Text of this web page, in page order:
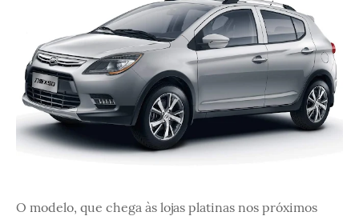
O modelo, que chega às lojas platinas nos próximos